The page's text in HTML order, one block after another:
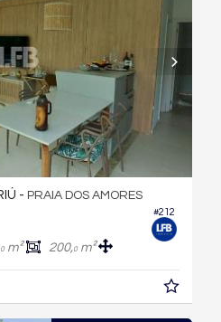
#212
- PRAIA DOS AMORES
0m² 200,0m²